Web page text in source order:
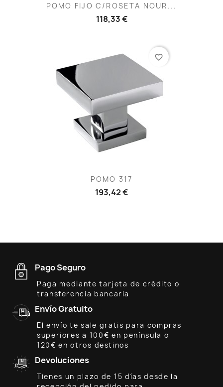
POMO FIJO C/ROSETA NOUR...
118,33 €
POMO 317
193,42 €
favorite_border
Pago Seguro
Paga mediante tarjeta de crédito o
transferencia bancaria
Envío Gratuito
El envío te sale gratis para compras
superiores a 100€ en península o
120€ en otros destinos
Devoluciones
Tienes un plazo de 15 días desde la